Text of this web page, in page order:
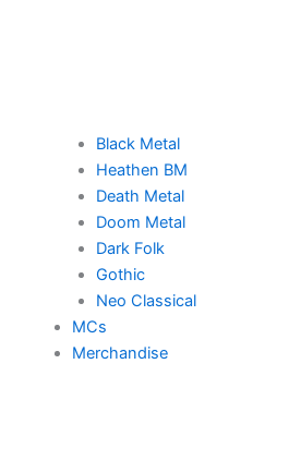
Black Metal
Heathen BM
Death Metal
Doom Metal
Dark Folk
Gothic
Neo Classical
MCs
Merchandise